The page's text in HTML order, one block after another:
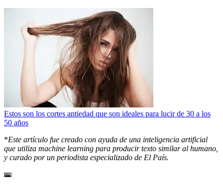
Estos son los cortes antiedad que son ideales para lucir de 30 a los
50 años
*Este artículo fue creado con ayuda de una inteligencia artificial
que utiliza machine learning para producir texto similar al humano,
y curado por un periodista especializado de El País.